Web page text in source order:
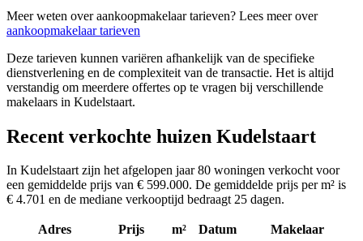
Meer weten over aankoopmakelaar tarieven? Lees meer over
aankoopmakelaar tarieven
Deze tarieven kunnen variëren afhankelijk van de specifieke
dienstverlening en de complexiteit van de transactie. Het is altijd
verstandig om meerdere offertes op te vragen bij verschillende
makelaars in Kudelstaart.
Recent verkochte huizen Kudelstaart
In Kudelstaart zijn het afgelopen jaar 80 woningen verkocht voor
een gemiddelde prijs van € 599.000. De gemiddelde prijs per m² is
€ 4.701 en de mediane verkooptijd bedraagt 25 dagen.
Adres Prijs m² Datum
Makelaar